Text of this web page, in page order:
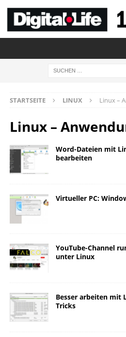
STARTSEITE LINUX Linux –
Linux –
Word-Dateien mit
bearbeiten
Virtueller PC:
YouTube-Channel
unter Linux
Besser arbeiten mit
Tricks